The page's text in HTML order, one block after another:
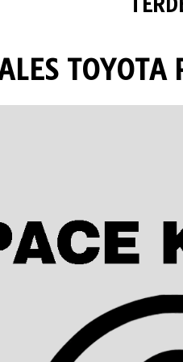
TOYOTA